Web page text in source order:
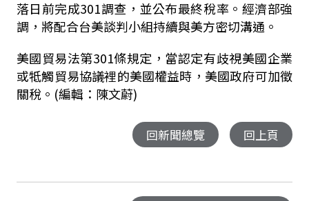
落日前完成301調查，並公布最終稅率。經濟部強
調，將配合台美談判小組持續與美方密切溝通。
美國貿易法第301條規定，當認定有歧視美國企業
或牴觸貿易協議裡的美國權益時，美國政府可加徵
關稅。(編輯：陳文蔚)
回新聞總覽 回上頁